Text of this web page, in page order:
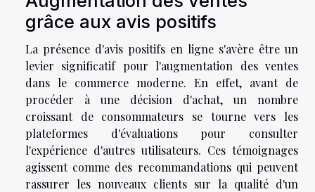
grâce aux avis positifs
La présence d'avis positifs en ligne s'avère être un
levier significatif pour l'augmentation des ventes
dans le commerce moderne. En effet, avant de
procéder à une décision d'achat, un nombre
croissant de consommateurs se tourne vers les
plateformes d'évaluations pour consulter
l'expérience d'autres utilisateurs. Ces témoignages
agissent comme des recommandations qui peuvent
rassurer les nouveaux clients sur la qualité d'un